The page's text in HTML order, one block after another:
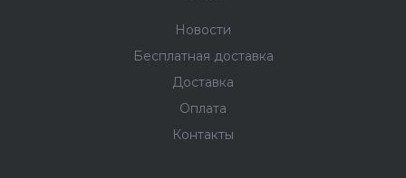
Новости
Бесплатная доставка
Доставка
Оплата
Контакты